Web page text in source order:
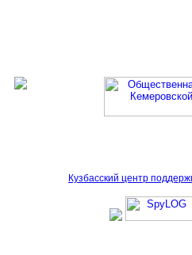
Кузбасский центр